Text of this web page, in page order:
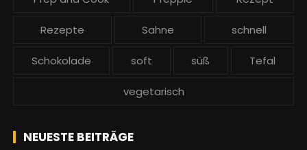
Rezepte Sahne schnell
Schokolade soft süß Tefal
vegetarisch
NEUESTE BEITRÄGE